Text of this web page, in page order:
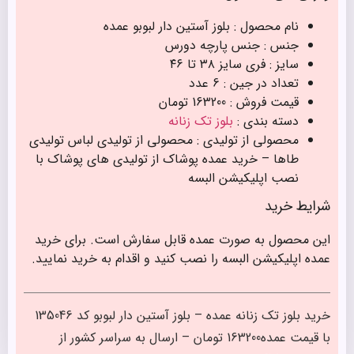
نام محصول : بلوز آستین دار لبوبو عمده
جنس : جنس پارچه دورس
سایز : فری سایز ۳۸ تا ۴۶
تعداد در جین : 6 عدد
قیمت فروش : 163200 تومان
دسته بندی : بلوز تک زنانه
محصولی از تولیدی : محصولی از تولیدی لباس تولیدی
طاها – خرید عمده پوشاک از تولیدی های پوشاک با
نصب اپلیکیشن البسه
شرایط خرید
این محصول به صورت عمده قابل سفارش است. برای خرید
عمده اپلیکیشن البسه را نصب کنید و اقدام به خرید نمایید.
خرید بلوز تک زنانه عمده – بلوز آستین دار لبوبو کد 135046
با قیمت عمده163200 تومان – ارسال به سراسر کشور از